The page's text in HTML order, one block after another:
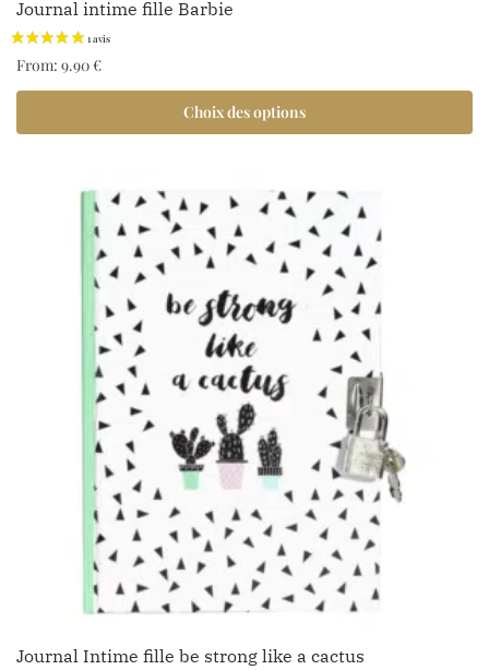
1 avis
Journal intime fille Barbie
From: 9.90€
Choix des options
Journal Intime fille be strong like a cactus